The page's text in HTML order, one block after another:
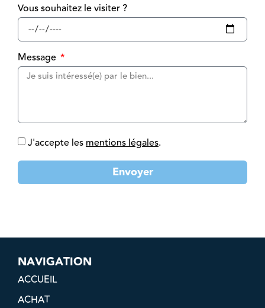
Vous souhaitez le visiter ?
Message
J'accepte lesmentions légales.
Envoyer
NAVIGATION
ACCUEIL
ACHAT